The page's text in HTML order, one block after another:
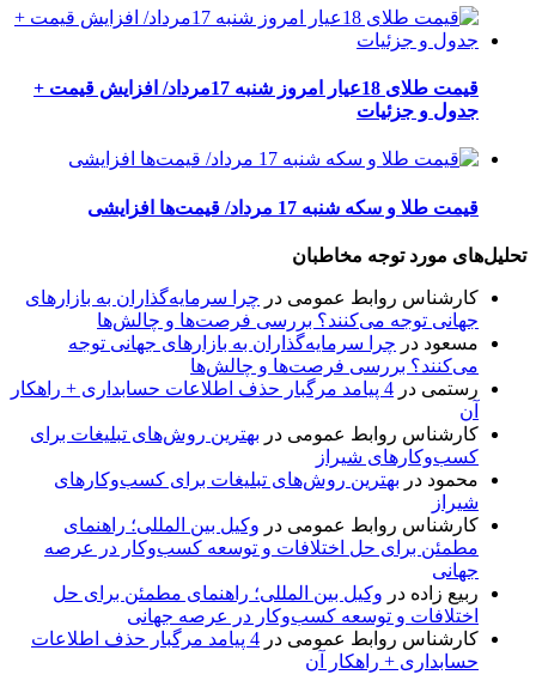
قیمت طلای 18عیار امروز شنبه 17مرداد/ افزایش قیمت +
جدول و جزئیات
قیمت طلا و سکه شنبه 17 مرداد/ قیمت‌ها افزایشی
تحلیل‌های مورد توجه مخاطبان
کارشناس روابط عمومی در چرا سرمایه‌گذاران به بازارهای
جهانی توجه می‌کنند؟ بررسی فرصت‌ها و چالش‌ها
مسعود در چرا سرمایه‌گذاران به بازارهای جهانی توجه
می‌کنند؟ بررسی فرصت‌ها و چالش‌ها
رستمی در
4 پیامد مرگبار حذف اطلاعات حسابداری + راهکار
آن
کارشناس روابط عمومی در بهترین روش‌های تبلیغات برای
کسب‌وکارهای شیراز
محمود در بهترین روش‌های تبلیغات برای کسب‌وکارهای
شیراز
کارشناس روابط عمومی در وکیل بین المللی؛ راهنمای
مطمئن برای حل اختلافات و توسعه کسب‌وکار در عرصه
جهانی
ربیع زاده در وکیل بین المللی؛ راهنمای مطمئن برای حل
اختلافات و توسعه کسب‌وکار در عرصه جهانی
کارشناس روابط عمومی در
4 پیامد مرگبار حذف اطلاعات
حسابداری + راهکار آن